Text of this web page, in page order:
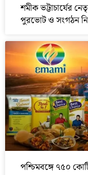
শমীক ভট্টাচার্যের
পুরভোট ও সংগঠন
পশ্চিমবঙ্গে ৭৫০